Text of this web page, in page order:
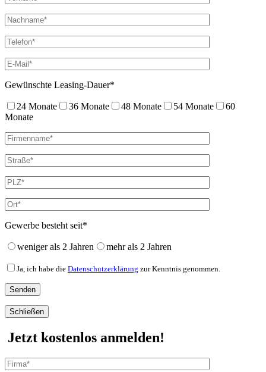
Gewünschte Leasing-Dauer*
24 Monate 36 Monate 48 Monate 54 Monate
60
Monate
Gewerbe besteht seit*
weniger als 2 Jahren mehr als 2 Jahren
Ja, ich habe die Datenschutzerklärung zur Kenntnis genommen.
Schließen
Jetzt kostenlos anmelden!